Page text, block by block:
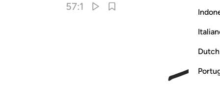
Dutch
57:1